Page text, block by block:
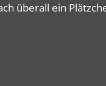
überall ein